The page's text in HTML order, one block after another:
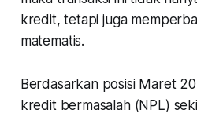
kredit, tetapi juga
matematis.
Berdasarkan posisi Maret
kredit bermasalah (NPL)